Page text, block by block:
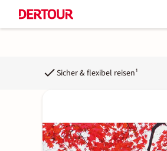
Sicher & flexibel reisen¹